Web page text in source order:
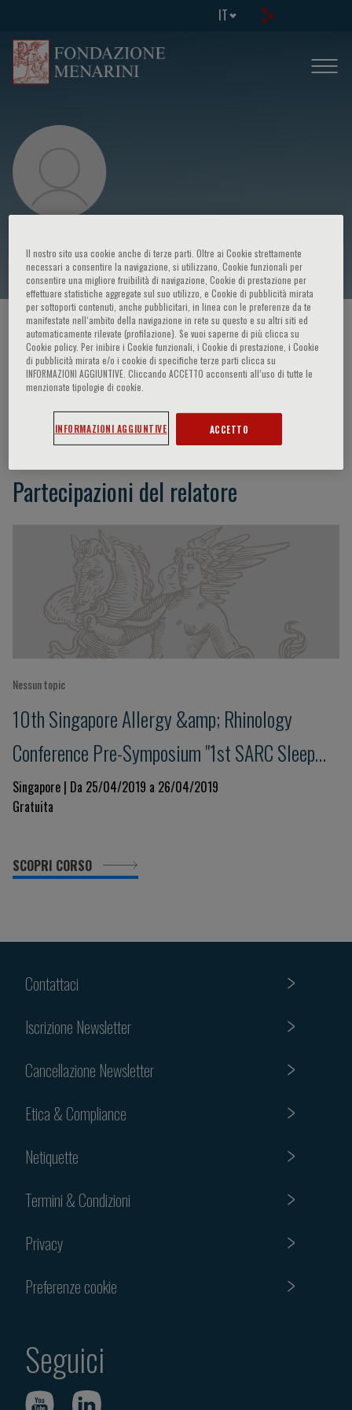
IT
Zhou Bing
HOME PAGE / CORSI ED EVENTI / RELATORE
Zhou Bing
Partecipazioni del relatore
Nessun topic
10th Singapore Allergy &amp; Rhinology
Conference Pre-Symposium "1st SARC Sleep
Workshop"
Singapore | Da 25/04/2019 a 26/04/2019
Gratuita
SCOPRI CORSO
Contattaci
Iscrizione Newsletter
Cancellazione Newsletter
Etica & Compliance
Netiquette
Termini & Condizioni
Privacy
Preferenze cookie
Seguici
Il nostro sito usa cookie anche di terze parti. Oltre ai Cookie strettamente
necessari a consentire la navigazione, si utilizzano, Cookie funzionali per
consentire una migliore fruibilità di navigazione, Cookie di prestazione per
effettuare statistiche aggregate sul suo utilizzo, e Cookie di pubblicità mirata
per sottoporti contenuti, anche pubblicitari, in linea con le preferenze da te
manifestate nell‘ambito della navigazione in rete su questo e su altri siti ed
automaticamente rilevate (profilazione). Se vuoi saperne di più clicca su
Cookie policy. Per inibire i Cookie funzionali, i Cookie di prestazione, i Cookie
di pubblicità mirata e/o i cookie di specifiche terze parti clicca su
INFORMAZIONI AGGIUNTIVE. Cliccando ACCETTO acconsenti all’uso di tutte le
menzionate tipologie di cookie.
INFORMAZIONI AGGIUNTIVE ACCETTO